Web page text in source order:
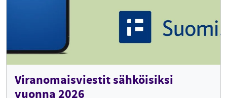
Viranomaisviestit sähköisiksi
vuonna 2026